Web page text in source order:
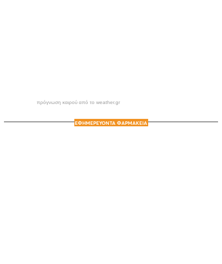
πρόγνωση καιρού από το weather.gr
ΕΦΗΜΕΡΕΥΟΝΤΑ ΦΑΡΜΑΚΕΙΑ